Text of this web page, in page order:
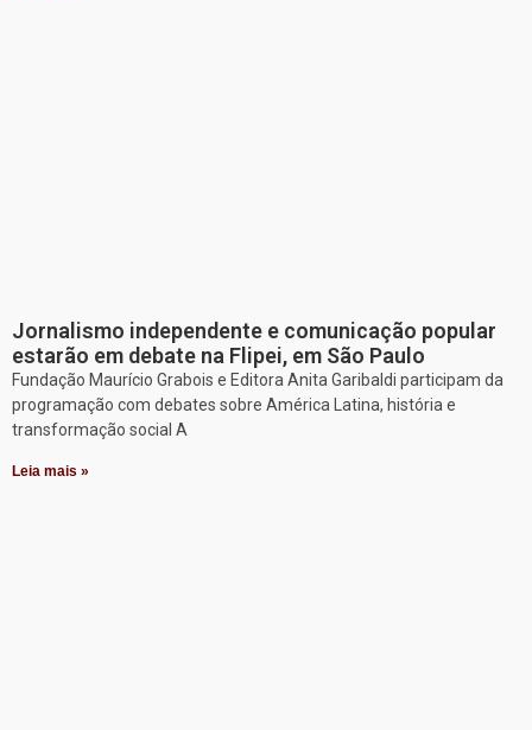
Jornalismo independente e comunicação popular
estarão em debate na Flipei, em São Paulo
Fundação Maurício Grabois e Editora Anita Garibaldi participam da
programação com debates sobre América Latina, história e
transformação social A
Leia mais »